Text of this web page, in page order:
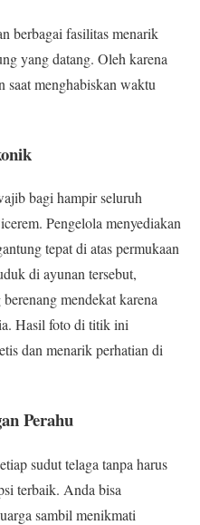
berbagai fasilitas menarik
yang datang. Oleh karena
saat menghabiskan waktu
bagi hampir seluruh
Pengelola menyediakan
tepat di atas permukaan
di ayunan tersebut,
mendekat karena
Hasil foto di titik ini
dan menarik perhatian di
Perahu
sudut telaga tanpa harus
terbaik. Anda bisa
sambil menikmati